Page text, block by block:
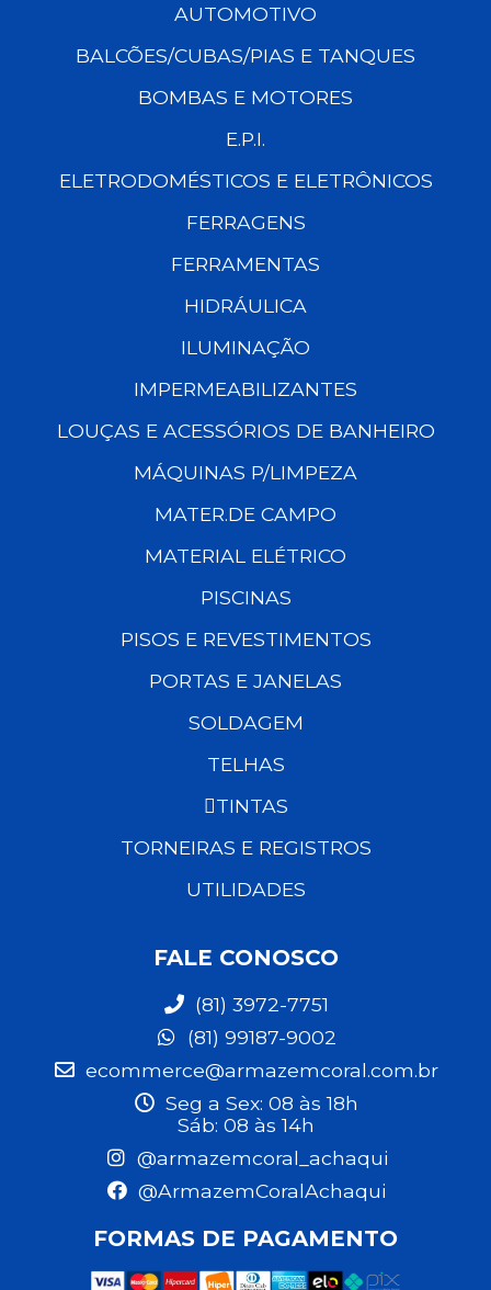
AUTOMOTIVO
BALCÕES/CUBAS/PIAS E TANQUES
BOMBAS E MOTORES
E.P.I.
ELETRODOMÉSTICOS E ELETRÔNICOS
FERRAGENS
FERRAMENTAS
HIDRÁULICA
ILUMINAÇÃO
IMPERMEABILIZANTES
LOUÇAS E ACESSÓRIOS DE BANHEIRO
MÁQUINAS P/LIMPEZA
MATER.DE CAMPO
MATERIAL ELÉTRICO
PISCINAS
PISOS E REVESTIMENTOS
PORTAS E JANELAS
SOLDAGEM
TELHAS
TINTAS
TORNEIRAS E REGISTROS
UTILIDADES
FALE CONOSCO
(81) 3972-7751
(81) 99187-9002
ecommerce@armazemcoral.com.br
Seg a Sex: 08 às 18h
Sáb: 08 às 14h
@armazemcoral_achaqui
@ArmazemCoralAchaqui
FORMAS DE PAGAMENTO